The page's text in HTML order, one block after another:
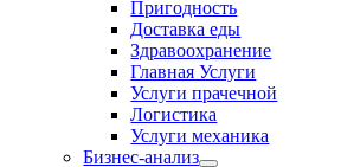
Пригодность
Доставка еды
Здравоохранение
Главная Услуги
Услуги прачечной
Логистика
Услуги механика
Бизнес-анализ